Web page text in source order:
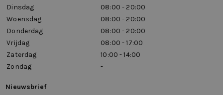
Dinsdag
08:00 - 20:00
Woensdag
08:00 - 20:00
Donderdag
08:00 - 20:00
Vrijdag
08:00 - 17:00
Zaterdag
10:00 - 14:00
Zondag
-
Nieuwsbrief